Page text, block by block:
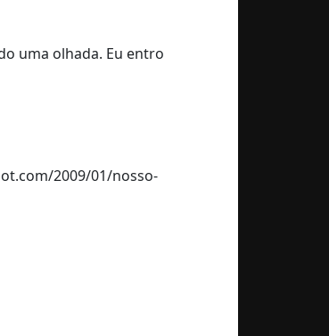
uma olhada. Eu entro
2009/01/nosso-